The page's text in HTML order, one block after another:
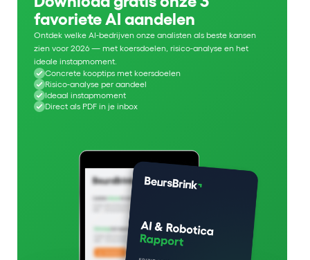
favoriete AI aandelen
Ontdek welke AI-bedrijven onze analisten als beste kansen
zien voor 2026 — met koersdoelen, risico-analyse en het
ideale instapmoment.
Concrete kooptips met koersdoelen
Risico-analyse per aandeel
Ideaal instapmoment
Direct als PDF in je inbox